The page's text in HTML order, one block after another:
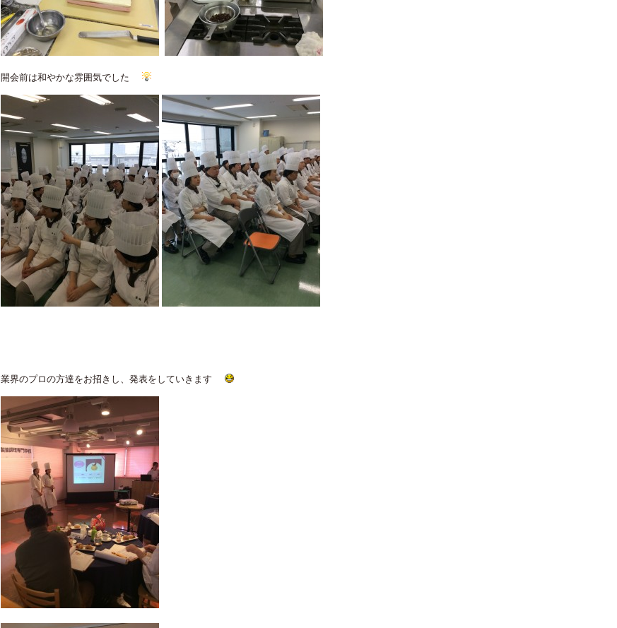
開会前は和やかな雰囲気でした
業界のプロの方達をお招きし、発表をしていきます